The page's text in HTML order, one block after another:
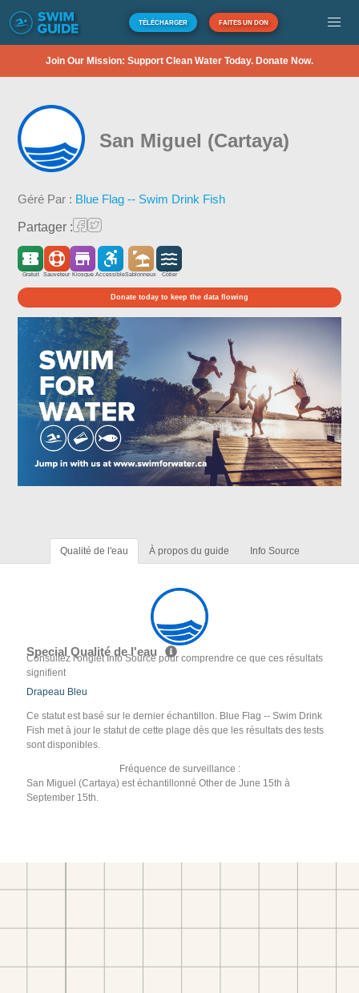
TÉLÉCHARGER FAITES UN DON
Join Our Mission: Support Clean Water Today. Donate Now.
San Miguel (Cartaya)
Géré Par : Blue Flag -- Swim Drink Fish
Partager :
Gratuit Sauveteur Kiosque AccessibleSablonneux Côtier
Donate today to keep the data flowing
Qualité de l'eau À propos du guide Info Source
Special Qualité de l'eau
Consultez l'onglet Info Source pour comprendre ce que ces résultats
signifient
Drapeau Bleu
Ce statut est basé sur le dernier échantillon. Blue Flag -- Swim Drink
Fish met à jour le statut de cette plage dès que les résultats des tests
sont disponibles.
Fréquence de surveillance :
San Miguel (Cartaya) est échantillonné Other de June 15th à
September 15th.